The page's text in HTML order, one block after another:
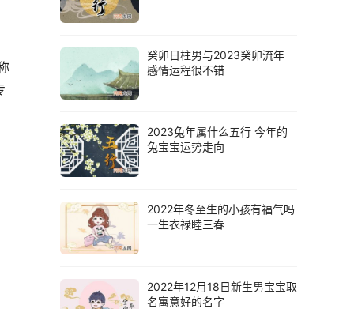
癸卯日柱男与2023癸卯流年
感情运程很不错
2023兔年属什么五行 今年的
兔宝宝运势走向
2022年冬至生的小孩有福气吗
一生衣禄睦三春
2022年12月18日新生男宝宝取
名寓意好的名字